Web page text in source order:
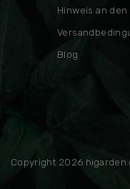
Hinweis an den
Blog
Copyright 2026